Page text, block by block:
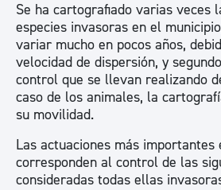
Se ha cartografiado varias veces
especies invasoras en el
variar mucho en pocos años,
velocidad de dispersión, y
control que se llevan realizando
caso de los animales, la
su movilidad.
Las actuaciones más
corresponden al control de las
consideradas todas ellas